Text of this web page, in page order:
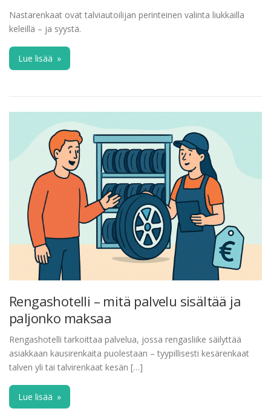
Nastarenkaat ovat talviautoilijan perinteinen valinta liukkailla
keleillä – ja syystä.
Lue lisää »
Rengashotelli – mitä palvelu sisältää ja
paljonko maksaa
Rengashotelli tarkoittaa palvelua, jossa rengasliike säilyttää
asiakkaan kausirenkaita puolestaan – tyypillisesti kesärenkaat
talven yli tai talvirenkaat kesän […]
Lue lisää »